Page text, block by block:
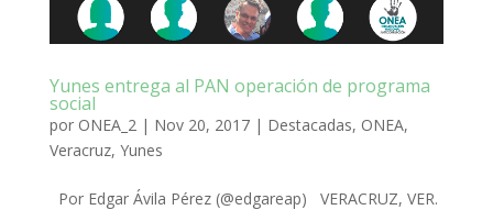
Yunes entrega al PAN operación de programa
social
por ONEA_2| Nov 20, 2017| Destacadas, ONEA,
Veracruz, Yunes
Por Edgar Ávila Pérez (@edgareap) VERACRUZ, VER.